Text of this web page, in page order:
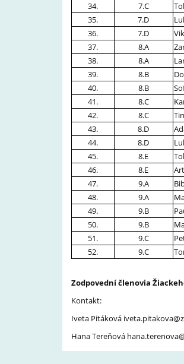
34.
7.C
35.
7.D
36.
7.D
37.
8.A
38.
8.A
39.
8.B
40.
8.B
41.
8.C
42.
8.C
43.
8.D
44.
8.D
45.
8.E
46.
8.E
47.
9.A
48.
9.A
49.
9.B
50.
9.B
51.
9.C
52.
9.C
Zodpovední členovia
Kontakt:
Iveta Pitáková
Hana Tereňová